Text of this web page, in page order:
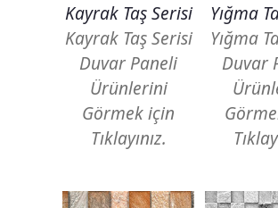
Kayrak Taş Serisi
Kayrak Taş Serisi
Duvar Paneli
Ürünlerini
Görmek için
Tıklayınız.
Yığma
Yığma
Duvar